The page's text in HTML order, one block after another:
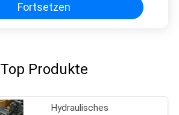
Fortsetzen
Top Produkte
Hydraulisches